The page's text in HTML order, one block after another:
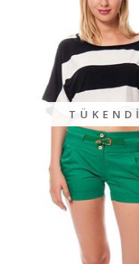
TÜKENDI